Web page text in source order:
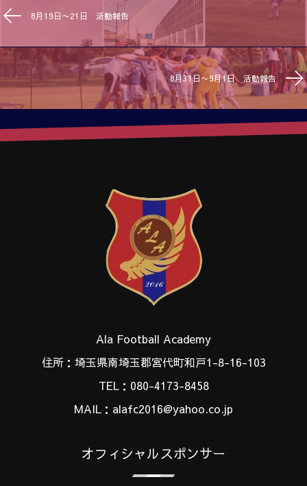
8月19日〜21日 活動報告
8月31日〜9月1日 活動報告
Ala Football Academy
住所：埼玉県南埼玉郡宮代町和戸1-8-16-103
TEL：080-4173-8458
MAIL：alafc2016@yahoo.co.jp
オフィシャルスポンサー